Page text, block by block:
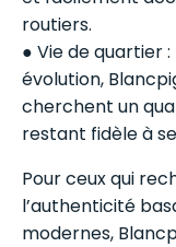
routiers.
● Vie de quartier
évolution,
cherchent un
restant fidèle à
Pour ceux qui
l’authenticité
modernes,